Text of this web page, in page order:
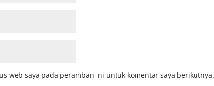
web saya pada peramban ini untuk komentar saya berikutnya.